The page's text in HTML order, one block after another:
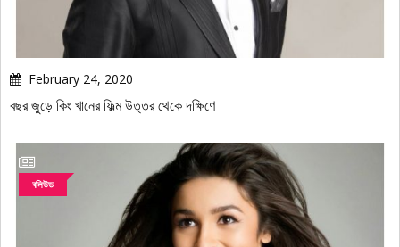
February 24, 2020
বছর জুড়ে কিং খানের ফিল্ম উত্তর থেকে দক্ষিণে
বলিউড